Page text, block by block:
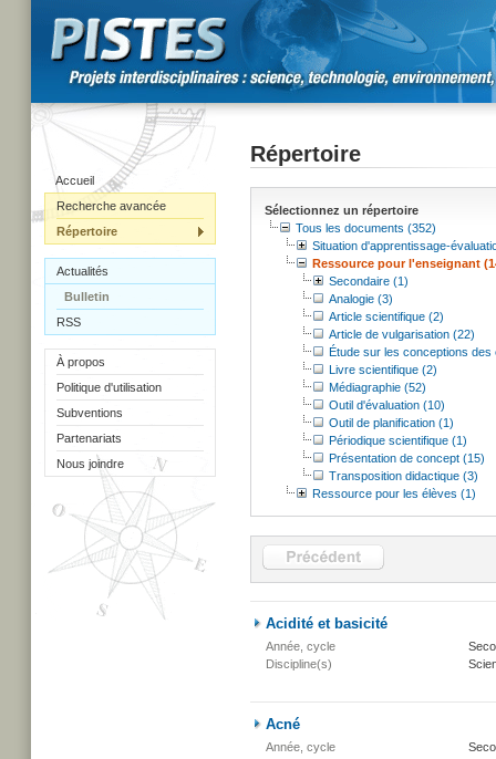
Accueil
Recherche avancée
Répertoire
Actualités
Bulletin
RSS
À propos
Politique d'utilisation
Subventions
Partenariats
Nous joindre
Répertoire
Sélectionnez un répertoire
Tous les documents (352)
Situation d'apprentissage-
Ressource pour l'enseignant
Secondaire (1)
Analogie (3)
Article scientifique (2)
Article de vulgarisation (22)
Étude sur les conceptions des
Livre scientifique (2)
Médiagraphie (52)
Outil d'évaluation (10)
Outil de planification (1)
Périodique scientifique (1)
Présentation de concept (15)
Transposition didactique (3)
Ressource pour les élèves (1)
Acidité et basicité
Année, cycle
Discipline(s)
Acné
Année, cycle